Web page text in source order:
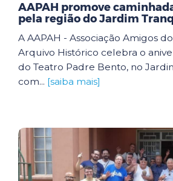
AAPAH promove
pela região do Jardim
A AAPAH - Associação Amigos
Arquivo Histórico celebra o
do Teatro Padre Bento, no
com... [saiba mais]